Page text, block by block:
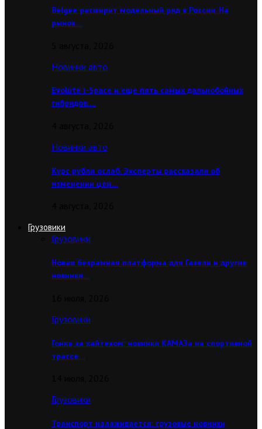
Belgee расширит модельный ряд в России. На
рынок…
Новинки авто
Evolute i-Space и еще пять самых дальнобойных
гибридов….
Новинки авто
Курс рубля ослаб. Эксперты рассказали об
изменении цен…
Грузовики
Грузовики
Новая безрамная платформа для Газели и другие
новинки…
Грузовики
Гонка за хайтеком: новинки КАМАЗа на спортивной
трассе…
Грузовики
Транспорт налаживается: грузовые новинки